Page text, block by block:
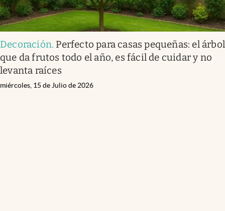
Decoración. Perfecto para casas pequeñas: el árbol
que da frutos todo el año, es fácil de cuidar y no
levanta raíces
miércoles, 15 de Julio de 2026